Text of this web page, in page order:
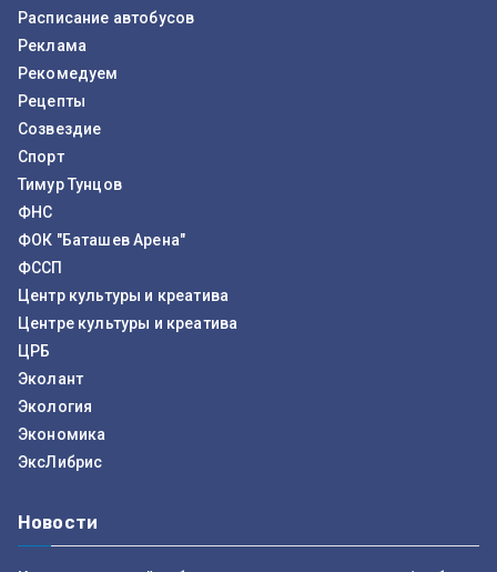
Расписание автобусов
Реклама
Рекомедуем
Рецепты
Созвездие
Спорт
Тимур Тунцов
ФНС
ФОК "Баташев Арена"
ФССП
Центр культуры и креатива
Центре культуры и креатива
ЦРБ
Эколант
Экология
Экономика
ЭксЛибрис
Новости